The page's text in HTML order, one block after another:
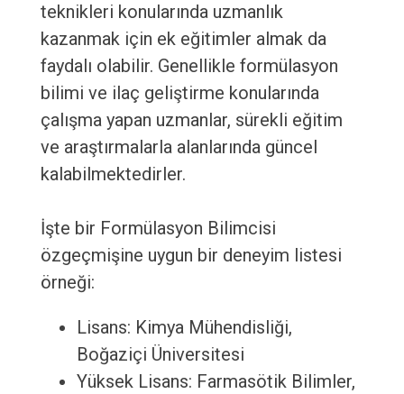
teknikleri konularında uzmanlık
kazanmak için ek eğitimler almak da
faydalı olabilir. Genellikle formülasyon
bilimi ve ilaç geliştirme konularında
çalışma yapan uzmanlar, sürekli eğitim
ve araştırmalarla alanlarında güncel
kalabilmektedirler.
İşte bir Formülasyon Bilimcisi
özgeçmişine uygun bir deneyim listesi
örneği:
Lisans: Kimya Mühendisliği,
Boğaziçi Üniversitesi
Yüksek Lisans: Farmasötik Bilimler,